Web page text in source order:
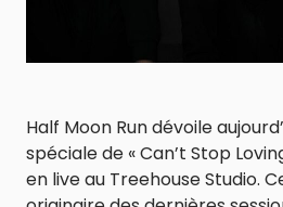
Half Moon Run dévoile
spéciale de « Can’t Stop
en live au Treehouse Studio.